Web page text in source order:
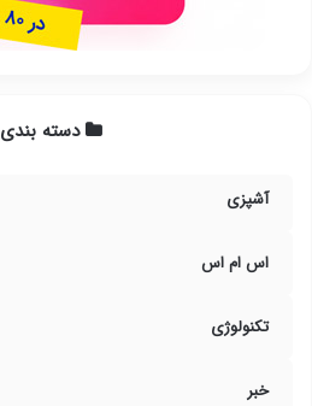
دسته
آشپزی
اس ام اس
تکنولوژی
خبر